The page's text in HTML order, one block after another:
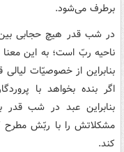
برطرف می‌‎شود.
در شب قدر هیچ حجابی
ناحیه ربّ است؛ به این معنا
بنابراین از خصوصیّات
اگر بنده بخواهد با
بنابراین عبد در شب
مشکلاتش را با ربّش مطرح
کند.